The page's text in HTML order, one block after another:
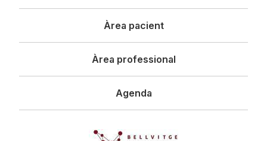
principal
Àrea pacient
Àrea professional
Agenda